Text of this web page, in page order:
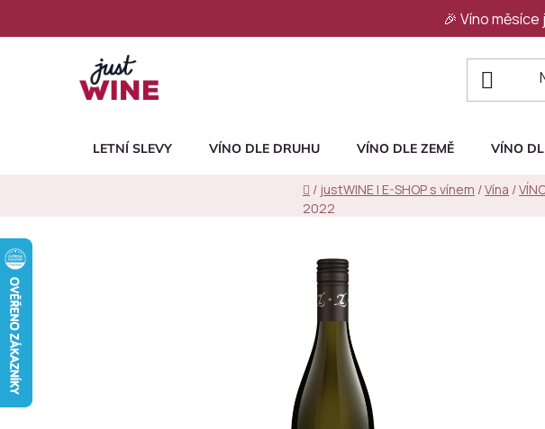
🎉 Víno měsíce
LETNÍ SLEVY VÍNO DLE DRUHU VÍNO DLE ZEMĚ VÍNO
Domů
/ justWINE | E-SHOP s vínem /Vína /
2022